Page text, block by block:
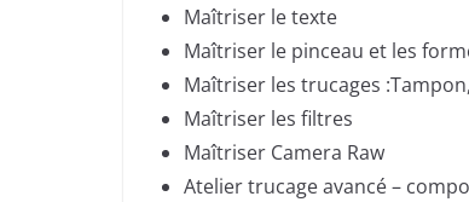
Maîtriser le texte
Maîtriser le pinceau et les
Maîtriser les trucages
Maîtriser les filtres
Maîtriser Camera Raw
Atelier trucage avancé –